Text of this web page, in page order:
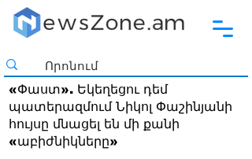
«Փաստ». Եկեղեցու դեմ
պատերազմում Նիկոլ Փաշինյանի
հույսը մնացել են մի քանի
«աբիժնիկները»